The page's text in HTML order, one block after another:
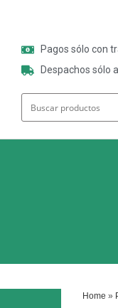
Pagos sólo con
Despachos sólo
Home »